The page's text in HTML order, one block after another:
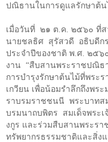
ปณิธานในการดูแลรักษาต้น
เมื่อวันที่ ๒๑ ต.ค. ๒๕๖๐ ที่ส
นายชลธิศ สุรัสวดี อธิบดีก
ประจำปีของชาติ พ.ศ. ๒๕๖
งาน “สืบสานพระราชปณิธ
การบำรุงรักษาต้นไม้ที่พระ
เกวียน เพื่อน้อมรำลึกถึงพ
ราบรมราชชนนี พระบาทส
บรมนาถบพิตร สมเด็จพระเ
งกูร และร่วมสืบสานพระร
ทรัพยากรธรรมชาติและสิ่ง